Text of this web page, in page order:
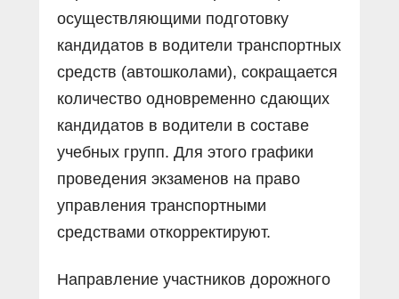
осуществляющими подготовку
кандидатов в водители транспортных
средств (автошколами), сокращается
количество одновременно сдающих
кандидатов в водители в составе
учебных групп. Для этого графики
проведения экзаменов на право
управления транспортными
средствами откорректируют.
Направление участников дорожного